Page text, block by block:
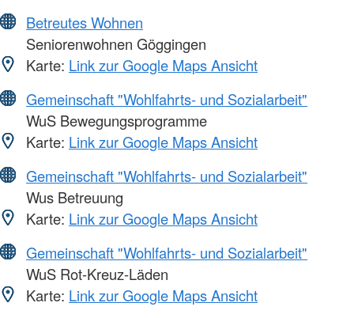
Betreutes Wohnen
Seniorenwohnen Göggingen
Karte: Link zur Google Maps Ansicht
Gemeinschaft "Wohlfahrts- und Sozialarbeit"
WuS Bewegungsprogramme
Karte: Link zur Google Maps Ansicht
Gemeinschaft "Wohlfahrts- und Sozialarbeit"
Wus Betreuung
Karte: Link zur Google Maps Ansicht
Gemeinschaft "Wohlfahrts- und Sozialarbeit"
WuS Rot-Kreuz-Läden
Karte: Link zur Google Maps Ansicht